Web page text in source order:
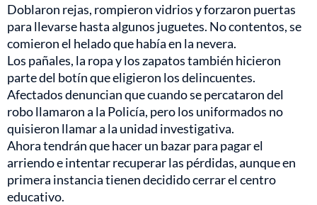
Doblaron rejas, rompieron vidrios y forzaron puertas
para llevarse hasta algunos juguetes. No contentos, se
comieron el helado que había en la nevera.
Los pañales, la ropa y los zapatos también hicieron
parte del botín que eligieron los delincuentes.
Afectados denuncian que cuando se percataron del
robo llamaron a la Policía, pero los uniformados no
quisieron llamar a la unidad investigativa.
Ahora tendrán que hacer un bazar para pagar el
arriendo e intentar recuperar las pérdidas, aunque en
primera instancia tienen decidido cerrar el centro
educativo.